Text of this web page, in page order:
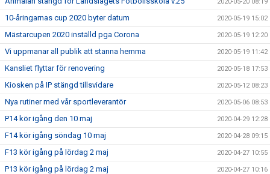
10-åringarnas cup 2020 byter datum 2020-05-19 15:02
Mästarcupen 2020 inställd pga Corona 2020-05-19 12:20
Vi uppmanar all publik att stanna hemma 2020-05-19 11:42
Kansliet flyttar för renovering 2020-05-18 17:53
Kiosken på IP stängd tillsvidare 2020-05-12 08:23
Nya rutiner med vår sportleverantör 2020-05-06 08:53
P14 kör igång den 10 maj 2020-04-29 12:28
F14 kör igång söndag 10 maj 2020-04-28 09:15
F13 kör igång på lördag 2 maj 2020-04-27 10:55
P13 kör igång på lördag 2 maj 2020-04-27 10:16